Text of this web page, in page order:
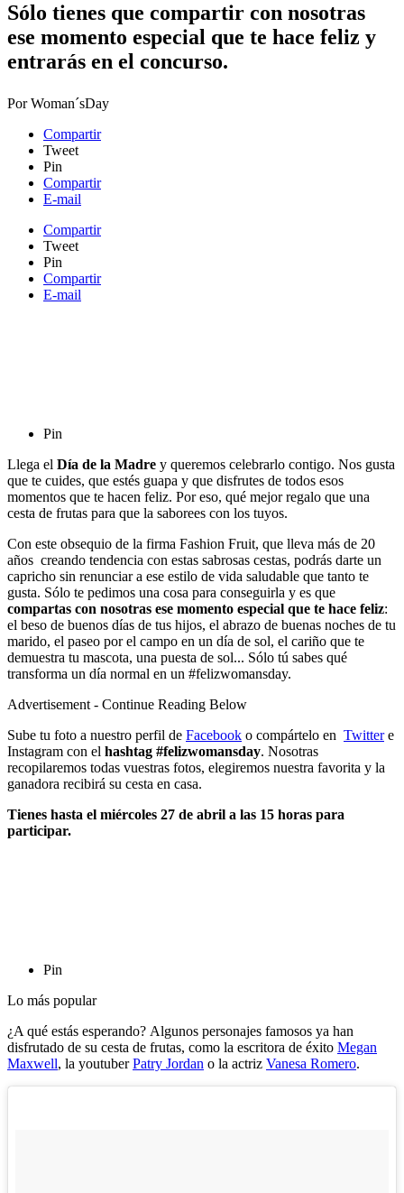
Sólo tienes que compartir con nosotras
ese momento especial que te hace feliz y
entrarás en el concurso.​
PorWoman´sDay
Compartir
Tweet
Pin
Compartir
E-mail
Compartir
Tweet
Pin
Compartir
E-mail
Pin
Llega el Día de la Madre y queremos celebrarlo contigo. Nos gusta
que te cuides, que estés guapa y que disfrutes de todos esos
momentos que te hacen feliz. Por eso, qué mejor regalo que una
cesta de frutas para que la saborees con los tuyos.
Con este obsequio de la firma Fashion Fruit, que lleva más de 20
años creando tendencia con estas sabrosas cestas, podrás darte un
capricho sin renunciar a ese estilo de vida saludable que tanto te
gusta. Sólo te pedimos una cosa para conseguirla y es que
compartas con nosotras ese momento especial que te hace feliz:
el beso de buenos días de tus hijos, el abrazo de buenas noches de tu
marido, el paseo por el campo en un día de sol, el cariño que te
demuestra tu mascota, una puesta de sol... Sólo tú sabes qué
transforma un día normal en un #felizwomansday.
Advertisement - Continue Reading Below
Sube tu foto a nuestro perfil de Facebook o compártelo en Twittere
Instagram con el hashtag #felizwomansday. Nosotras
recopilaremos todas vuestras fotos, elegiremos nuestra favorita y la
ganadora recibirá su cesta en casa.
Tienes hasta el miércoles 27 de abril a las 15 horas para
participar.
Pin
Lo más popular
¿A qué estás esperando? Algunos personajes famosos ya han
disfrutado de su cesta de frutas, como la escritora de éxito Megan
Maxwell, la youtuberPatry Jordan o la actriz Vanesa Romero.